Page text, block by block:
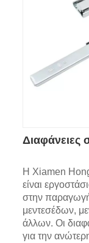
Διαφάνειες
Η Xiamen
είναι
στην
μεντεσέδων,
άλλων. Οι
για την